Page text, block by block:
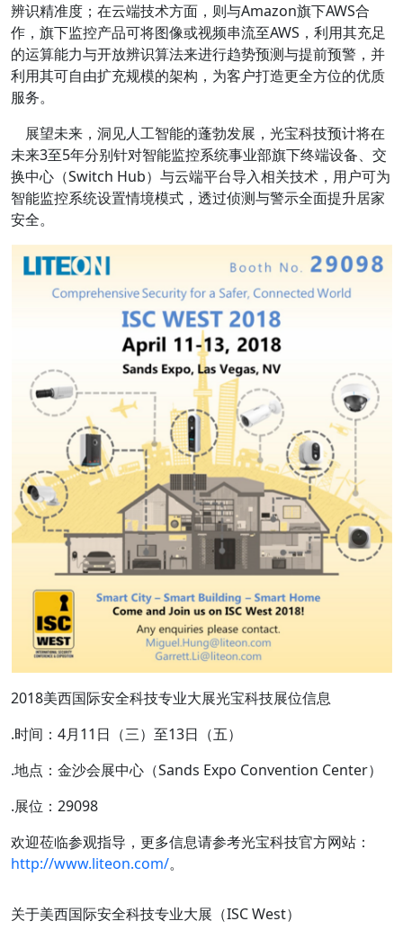
辨识精准度；在云端技术方面，则与Amazon旗下AWS合
作，旗下监控产品可将图像或视频串流至AWS，利用其充足
的运算能力与开放辨识算法来进行趋势预测与提前预警，并
利用其可自由扩充规模的架构，为客户打造更全方位的优质
服务。
展望未来，洞见人工智能的蓬勃发展，光宝科技预计将在
未来3至5年分别针对智能监控系统事业部旗下终端设备、交
换中心（Switch Hub）与云端平台导入相关技术，用户可为
智能监控系统设置情境模式，透过侦测与警示全面提升居家
安全。
2018美西国际安全科技专业大展光宝科技展位信息
.时间：4月11日（三）至13日（五）
.地点：金沙会展中心（Sands Expo Convention Center）
.展位：29098
欢迎莅临参观指导，更多信息请参考光宝科技官方网站：
http://www.liteon.com/。
关于美西国际安全科技专业大展（ISC West）